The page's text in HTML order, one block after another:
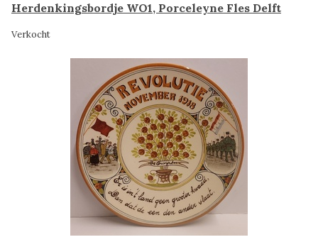
Herdenkingsbordje WO1, Porceleyne Fles Delft
Verkocht